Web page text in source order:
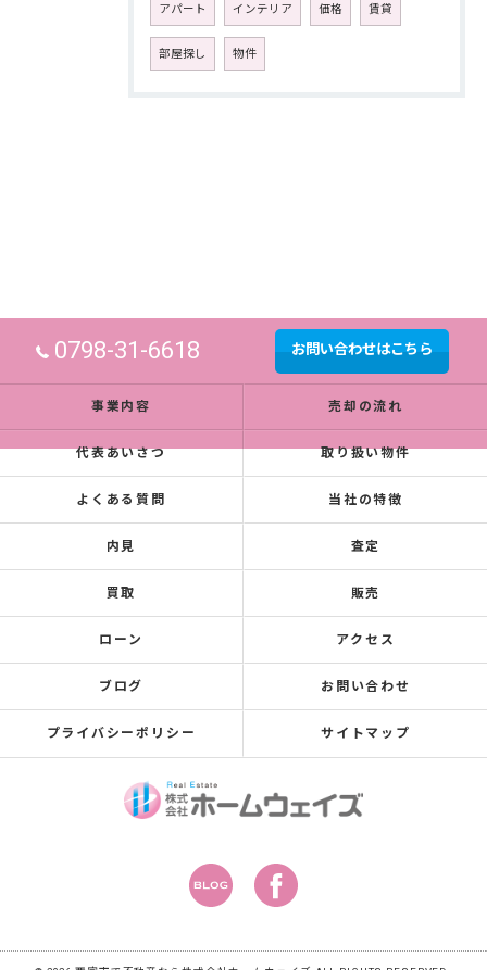
アパート インテリア 価格 賃貸
部屋探し 物件
0798-31-6618 お問い合わせはこちら
事業内容 売却の流れ
代表あいさつ 取り扱い物件
よくある質問 当社の特徴
内見 査定
買取 販売
ローン アクセス
ブログ お問い合わせ
プライバシーポリシー サイトマップ